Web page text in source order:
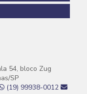
54, bloco Zug
SP
(19) 99938-0012